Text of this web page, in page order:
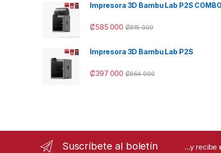
Impresora 3D Bambu Lab P2S COMBO
₡585 000 ₡815 000
Impresora 3D Bambu Lab P2S
₡397 000 ₡664 000
Suscríbete al boletín ...y recibe